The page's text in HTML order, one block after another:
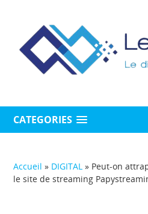
CATEGORIES
Accueil » DIGITAL » Peut-on
le site de streaming